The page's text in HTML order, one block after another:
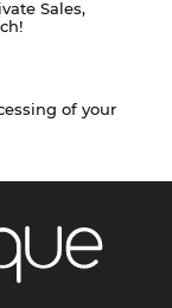
Sales,
of your